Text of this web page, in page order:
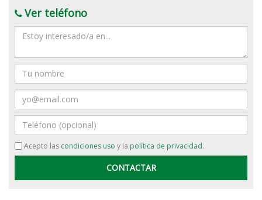
Ver teléfono
Mensaje
Nombre
Email
Teléfono
Acepto las condiciones uso y la política de privacidad.